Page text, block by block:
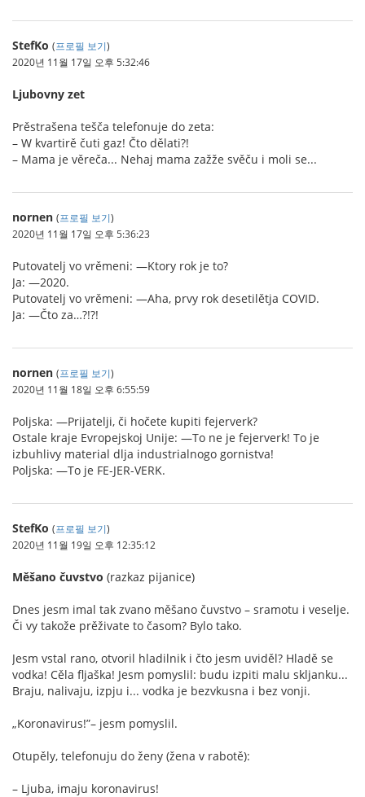
StefKo (프로필 보기)
2020년 11월 17일 오후 5:32:46
Ljubovny zet
Prěstrašena tešča telefonuje do zeta:
– W kvartirě čuti gaz! Čto dělati?!
– Mama je věreča... Nehaj mama zažže svěču i moli se...
nornen (프로필 보기)
2020년 11월 17일 오후 5:36:23
Putovatelj vo vrěmeni: —Ktory rok je to?
Ja: —2020.
Putovatelj vo vrěmeni: —Aha, prvy rok desetilětja COVID.
Ja: —Čto za…?!?!
nornen (프로필 보기)
2020년 11월 18일 오후 6:55:59
Poljska: —Prijatelji, či hočete kupiti fejerverk?
Ostale kraje Evropejskoj Unije: —To ne je fejerverk! To je
izbuhlivy material dlja industrialnogo gornistva!
Poljska: —To je FE-JER-VERK.
StefKo (프로필 보기)
2020년 11월 19일 오후 12:35:12
Měšano čuvstvo (razkaz pijanice)
Dnes jesm imal tak zvano měšano čuvstvo – sramotu i veselje.
Či vy takože prěživate to časom? Bylo tako.
Jesm vstal rano, otvoril hladilnik i čto jesm uviděl? Hladě se
vodka! Cěla fljaška! Jesm pomyslil: budu izpiti malu skljanku...
Braju, nalivaju, izpju i... vodka je bezvkusna i bez vonji.
„Koronavirus!”– jesm pomyslil.
Otupěly, telefonuju do ženy (žena v rabotě):
– Ljuba, imaju koronavirus!